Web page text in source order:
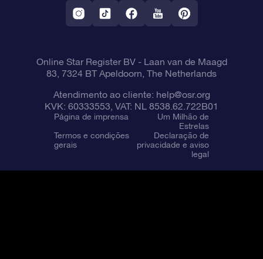
Online Star Register BV- Laan van de Maagd
83, 7324 BT Apeldoorn, The Netherlands
Atendimento ao cliente: help@osr.org
KVK: 60333553, VAT: NL 8538.62.722B01
Página de imprensa
Um Milhão de
Estrelas
Termos e condições
gerais
Declaração de
privacidade e aviso
legal